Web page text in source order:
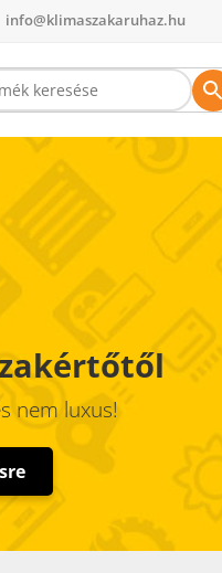
info@klimaszakaruhaz.hu
nem luxus!